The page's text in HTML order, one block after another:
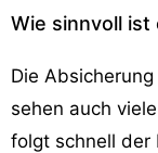
Wie sinnvoll ist
Die
sehen auch
folgt schnell der